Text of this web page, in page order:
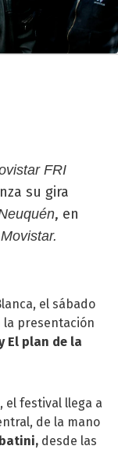
FRI
su gira
, en
el sábado
la presentación
El plan de la
el festival llega a
de la mano
desde las